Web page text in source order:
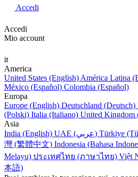
Accedi
Accedi
Mio account
it
America
United States (English) América Latina
México (Español) Colombia (Español)
Europa
Europe (English) Deutschland (Deutsch)
(Polski) Italia (Italiano) United Kingdom
Asia
India (English)
UAE (عربي) Türkiye
灣 (繁體中文) Indonesia (Bahasa
Melayu) ประเทศไทย (ภาษาไทย) Việt
本語)